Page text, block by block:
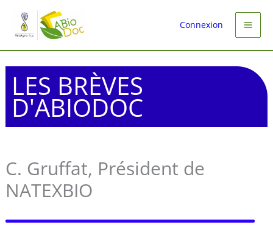
contenu
Connexion
LES BRÈVES
D'ABIODOC
C. Gruffat, Président de
NATEXBIO